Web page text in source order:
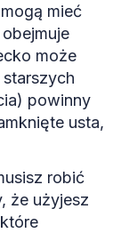
mieć
może
powinny
usta,
robić
że użyjesz